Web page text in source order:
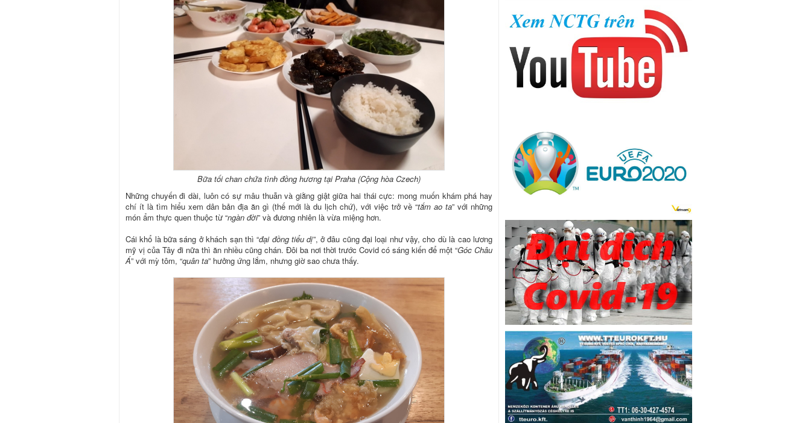
Bữa tối chan chứa tình đồng hương tại Praha (Cộng hòa Czech)
Những chuyến đi dài, luôn có sự mâu thuẫn và giằng giật giữa hai thái cực: mong muốn khám phá hay
chí ít là tìm hiểu xem dân bản địa ăn gì (thế mới là du lịch chứ), với việc trở về “tắm ao ta” với những
món ẩm thực quen thuộc từ “ngàn đời” và đương nhiên là vừa miệng hơn.
Cái khổ là bữa sáng ở khách sạn thì “đại đồng tiểu dị”, ở đâu cũng đại loại như vậy, cho dù là cao lương
mỹ vị của Tây đi nữa thì ăn nhiều cũng chán. Đôi ba nơi thời trước Covid có sáng kiến để một “Góc Châu
Á” với mỳ tôm, “quân ta” hưởng ứng lắm, nhưng giờ sao chưa thấy.